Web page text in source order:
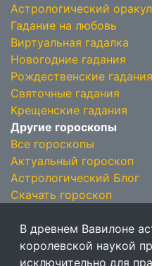
Астрологический оракул
Гадание на любовь
Виртуальная гадалка
Новогодние гадания
Рождественские гадания
Святочные гадания
Крещенские гадания
Другие гороскопы
Все гороскопы
Актуальный гороскоп
Астрологический Блог
Скачать гороскоп
В древнем Вавилоне
королевской наукой
исключительно для